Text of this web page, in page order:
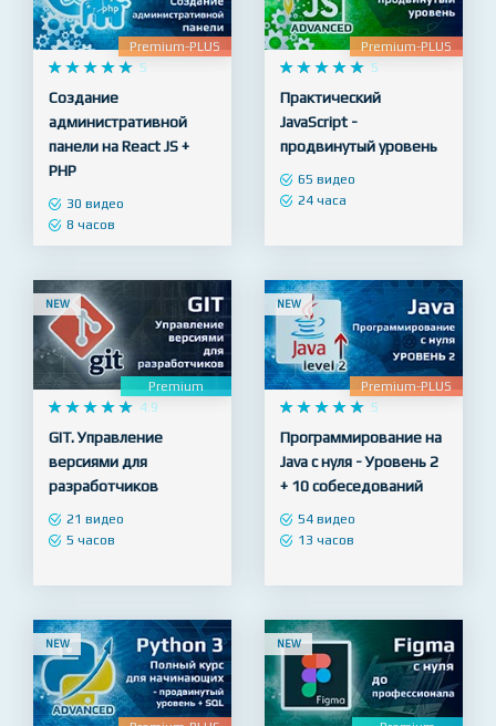
NEW
    
     5
панели на React JS +
PHP
8 часов
NEW
Premium-PLUS
   
   
Практический
JavaScript -
продвинутый уровень
NEW
    
     4.9
GIT. Управление
версиями для
разработчиков
NEW
Premium-PLUS
    
     5
Программирование на
Java с нуля - Уровень 2
+ 10 собеседований
NEW NEW